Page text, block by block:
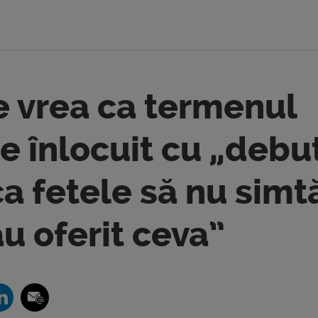
vrea ca termenul
înlocuit cu
fetele să nu
oferit ceva”